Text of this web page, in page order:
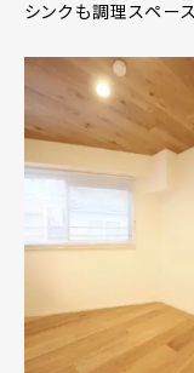
シンクも調理スペー